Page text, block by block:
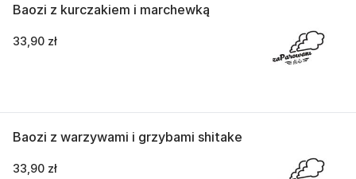
Baozi z kurczakiem i marchewką
33,90 zł
Baozi z warzywami i grzybami shitake
33,90 zł